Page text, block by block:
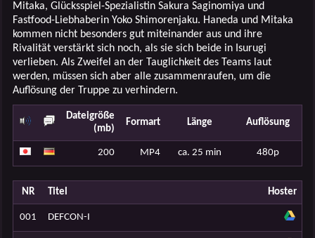
Mitaka, Glücksspiel-Spezialistin Sakura Saginomiya und
Fastfood-Liebhaberin Yoko Shimorenjaku. Haneda und Mitaka
kommen nicht besonders gut miteinander aus und ihre
Rivalität verstärkt sich noch, als sie sich beide in Isurugi
verlieben. Als Zweifel an der Tauglichkeit des Teams laut
werden, müssen sich aber alle zusammenraufen, um die
Auflösung der Truppe zu verhindern.
Dateigröße
(mb)
Formart Länge Auflösung
200 MP4 ca. 25 min 480p
NR Titel Hoster
001 DEFCON-I